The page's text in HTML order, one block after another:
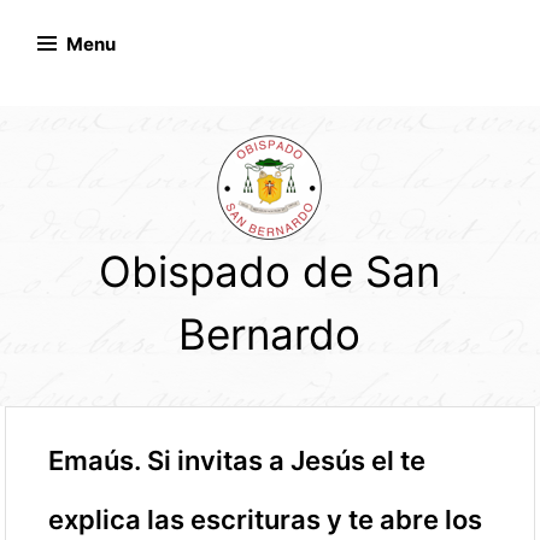
Menu
Obispado de San
Bernardo
Emaús. Si invitas a Jesús el te
explica las escrituras y te abre los